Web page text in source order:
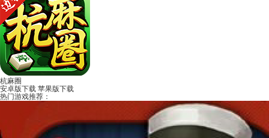
杭麻圈
安卓版下载 苹果版下载
热门游戏推荐：